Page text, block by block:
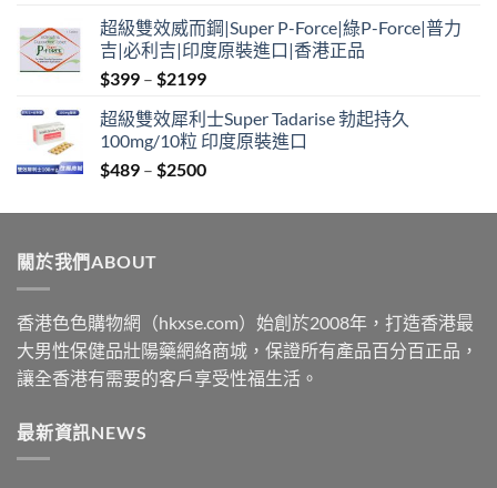
$399
through
$2199
超級雙效威而鋼|Super P-Force|綠P-Force|普力
吉|必利吉|印度原裝進口|香港正品
$399 – $2199Price
$399
through
$2199
超級雙效犀利士Super Tadarise 勃起持久
100mg/10粒 印度原裝進口
$489 – $2500Price
$489
關於我們ABOUT
香港色色購物網（hkxse.com）始創於2008年，打造香港最
大男性保健品壯陽藥網絡商城，保證所有產品百分百正品，
讓全香港有需要的客戶享受性福生活。
最新資訊NEWS